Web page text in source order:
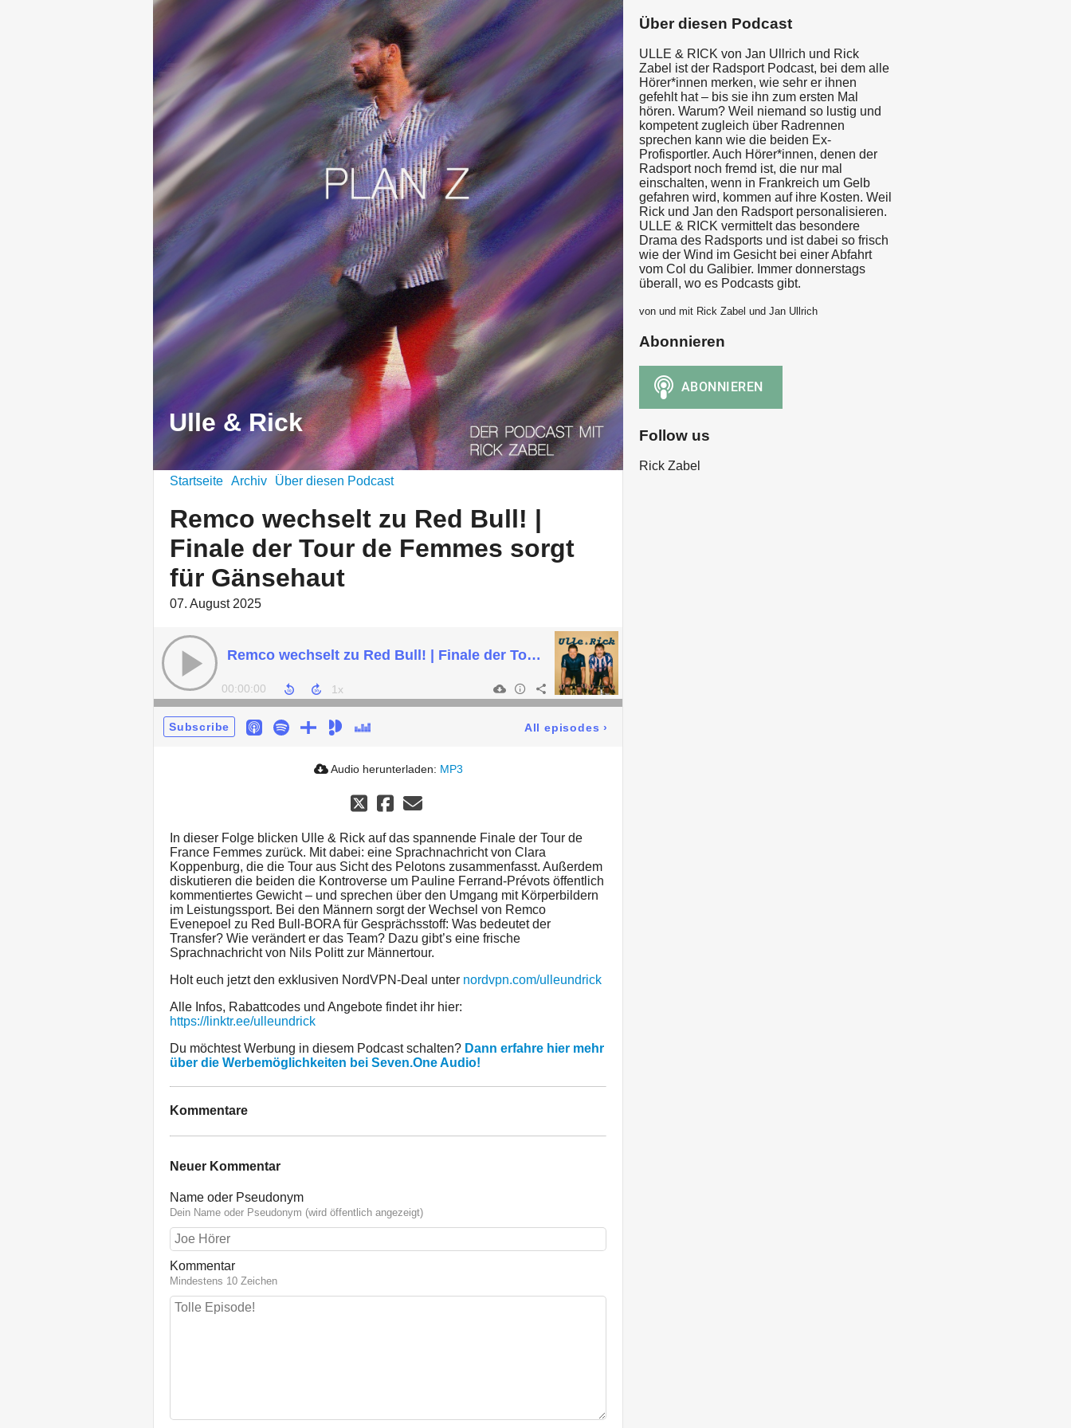
Ulle & Rick
Startseite Archiv Über diesen Podcast
Remco wechselt zu Red Bull! |
Finale der Tour de Femmes sorgt
für Gänsehaut
07. August 2025
Remco wechselt zu Red Bull! | Finale der Tour de Femmes sorgt für Gänsehaut
00:00:00
Subscribe All episodes ›
Audio herunterladen: MP3
In dieser Folge blicken Ulle & Rick auf das spannende Finale der Tour de
France Femmes zurück. Mit dabei: eine Sprachnachricht von Clara
Koppenburg, die die Tour aus Sicht des Pelotons zusammenfasst. Außerdem
diskutieren die beiden die Kontroverse um Pauline Ferrand-Prévots öffentlich
kommentiertes Gewicht – und sprechen über den Umgang mit Körperbildern
im Leistungssport. Bei den Männern sorgt der Wechsel von Remco
Evenepoel zu Red Bull-BORA für Gesprächsstoff: Was bedeutet der
Transfer? Wie verändert er das Team? Dazu gibt’s eine frische
Sprachnachricht von Nils Politt zur Männertour.
Holt euch jetzt den exklusiven NordVPN-Deal unter nordvpn.com/ulleundrick
Alle Infos, Rabattcodes und Angebote findet ihr hier:
https://linktr.ee/ulleundrick
Du möchtest Werbung in diesem Podcast schalten? Dann erfahre hier mehr
über die Werbemöglichkeiten bei Seven.One Audio!
Kommentare
Neuer Kommentar
Name oder Pseudonym
Dein Name oder Pseudonym (wird öffentlich angezeigt)
Kommentar
Mindestens 10 Zeichen
Über diesen Podcast
ULLE & RICK von Jan Ullrich und Rick
Zabel ist der Radsport Podcast, bei dem alle
Hörer*innen merken, wie sehr er ihnen
gefehlt hat – bis sie ihn zum ersten Mal
hören. Warum? Weil niemand so lustig und
kompetent zugleich über Radrennen
sprechen kann wie die beiden Ex-
Profisportler. Auch Hörer*innen, denen der
Radsport noch fremd ist, die nur mal
einschalten, wenn in Frankreich um Gelb
gefahren wird, kommen auf ihre Kosten. Weil
Rick und Jan den Radsport personalisieren.
ULLE & RICK vermittelt das besondere
Drama des Radsports und ist dabei so frisch
wie der Wind im Gesicht bei einer Abfahrt
vom Col du Galibier. Immer donnerstags
überall, wo es Podcasts gibt.
von und mit Rick Zabel und Jan Ullrich
Abonnieren
Follow us
Rick Zabel